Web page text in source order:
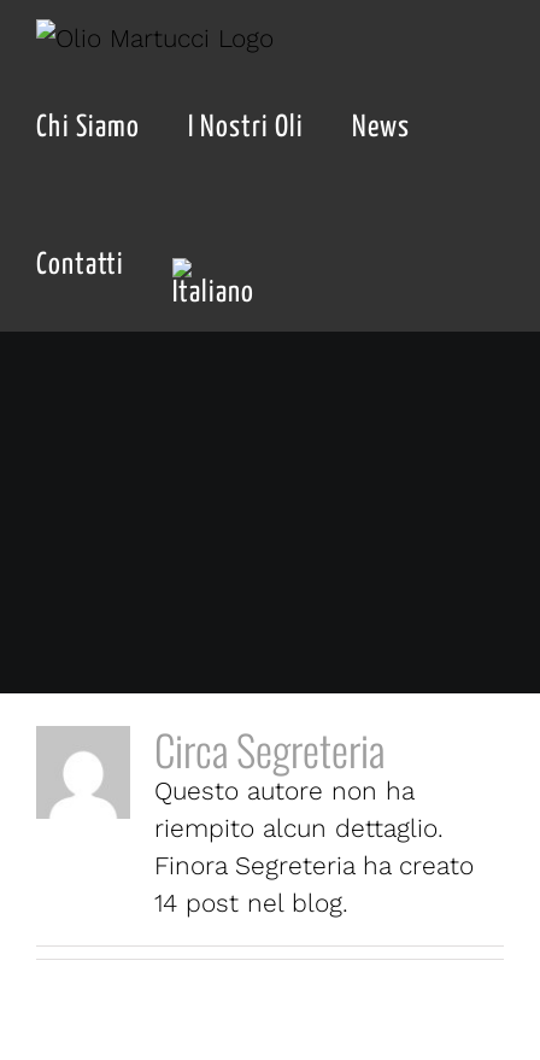
Salta
Chi Siamo I Nostri Oli News
Contatti
CircaSegreteria
Questo autore non ha
riempito alcun dettaglio.
Finora Segreteria ha creato
14 post nel blog.